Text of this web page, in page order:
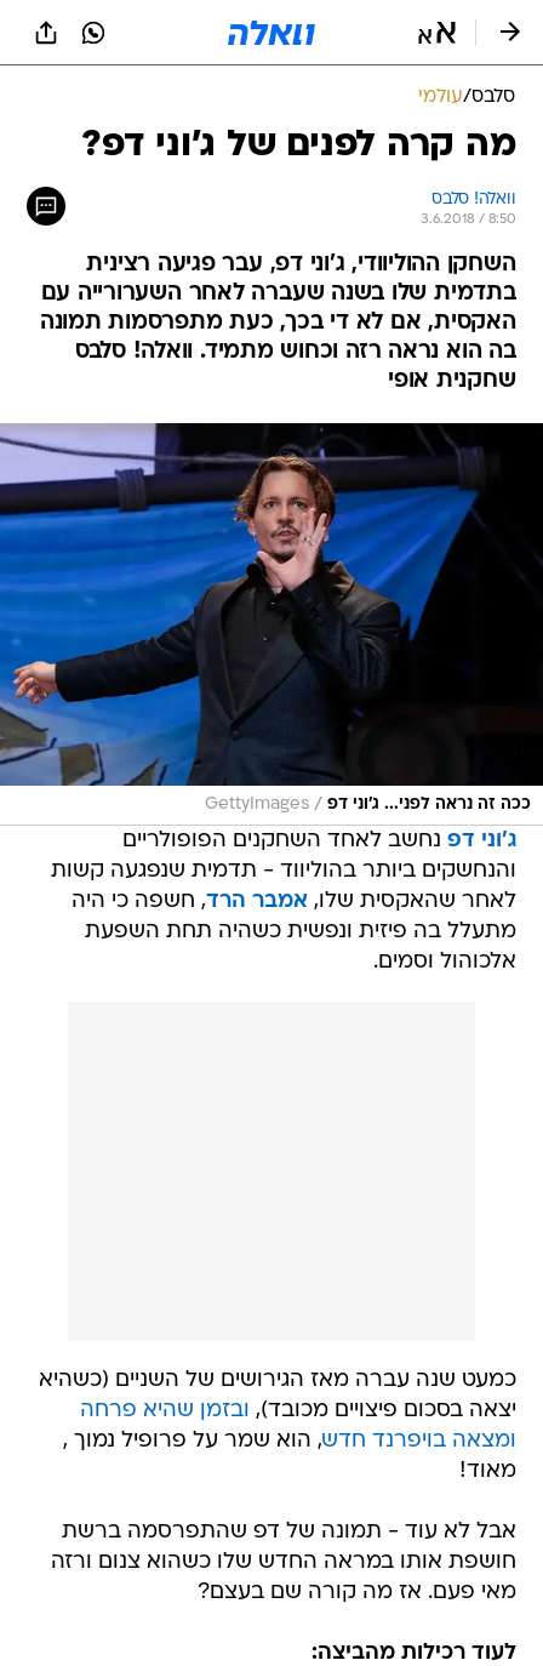
סלבס/עולמי
מה קרה לפנים של ג'וני דפ?
וואלה! סלבס
3.6.2018 / 8:50
השחקן ההוליוודי, ג'וני דפ, עבר פגיעה רצינית
בתדמית שלו בשנה שעברה לאחר השערורייה עם
האקסית, אם לא די בכך, כעת מתפרסמות תמונה
בה הוא נראה רזה וכחוש מתמיד. וואלה! סלבס
שחקנית אופי
ככה זה נראה לפני... ג'וני דפ /
GettyImages
ג'וני דפ נחשב לאחד השחקנים הפופולריים
והנחשקים ביותר בהוליווד - תדמית שנפגעה קשות
לאחר שהאקסית שלו, אמבר הרד, חשפה כי היה
מתעלל בה פיזית ונפשית כשהיה תחת השפעת
אלכוהול וסמים.
כמעט שנה עברה מאז הגירושים של השניים (כשהיא
יצאה בסכום פיצויים מכובד), ובזמן שהיא פרחה
ומצאה בויפרנד חדש, הוא שמר על פרופיל נמוך ,
מאוד!
אבל לא עוד - תמונה של דפ שהתפרסמה ברשת
חושפת אותו במראה החדש שלו כשהוא צנום ורזה
מאי פעם. אז מה קורה שם בעצם?
לעוד רכילות מהביצה: